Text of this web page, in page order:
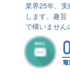
業界25年、
します。趣
で構いません